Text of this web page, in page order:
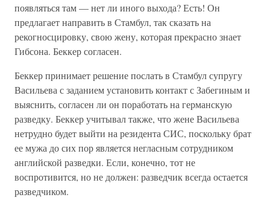
появляться там — нет ли иного выхода? Есть! Он
предлагает направить в Стамбул, так сказать на
рекогносцировку, свою жену, которая прекрасно знает
Гибсона. Беккер согласен.
Беккер принимает решение послать в Стамбул супругу
Васильева с заданием установить контакт с Забегиным и
выяснить, согласен ли он поработать на германскую
разведку. Беккер учитывал также, что жене Васильева
нетрудно будет выйти на резидента СИС, поскольку брат
ее мужа до сих пор является негласным сотрудником
английской разведки. Если, конечно, тот не
воспротивится, но не должен: разведчик всегда остается
разведчиком.